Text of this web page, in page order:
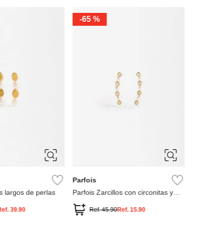
largos de perlas
39.90
-65 %
Parfois
Parfois Zarcillos con circonitas y
Ref.45.90Ref.15.90